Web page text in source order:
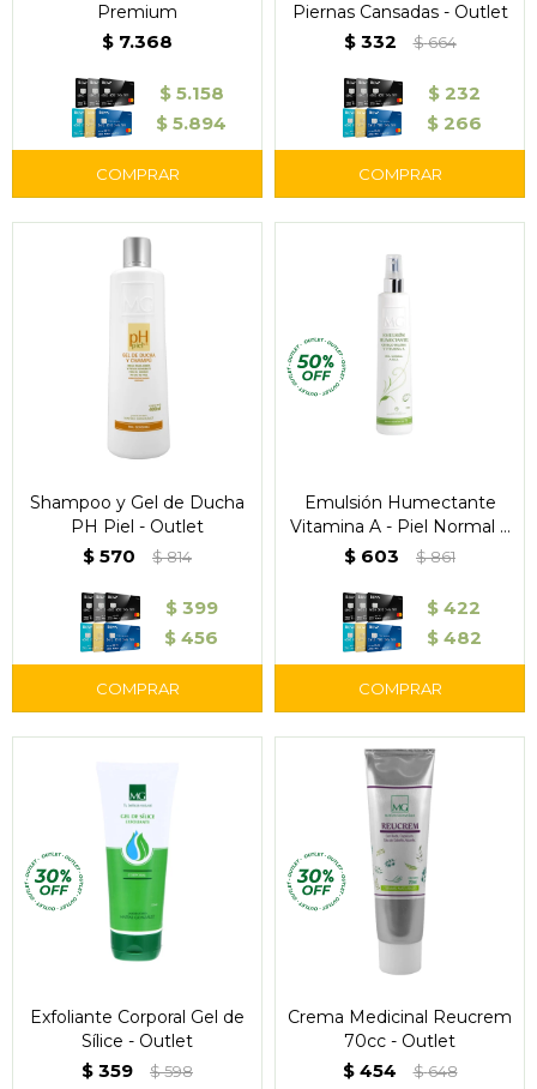
Premium
$ 7.368
$ 5.158
$ 5.894
Piernas Cansadas - Outlet
$ 332 $664
$ 232
$ 266
Shampoo y Gel de Ducha
PH Piel - Outlet
$ 570 $814
$ 399
$ 456
Emulsión Humectante
Vitamina A - Piel Normal a
Seca - Outlet
$ 603 $861
$ 422
$ 482
Exfoliante Corporal Gel de
Sílice - Outlet
$ 359 $598
Crema Medicinal Reucrem
70cc - Outlet
$ 454 $648